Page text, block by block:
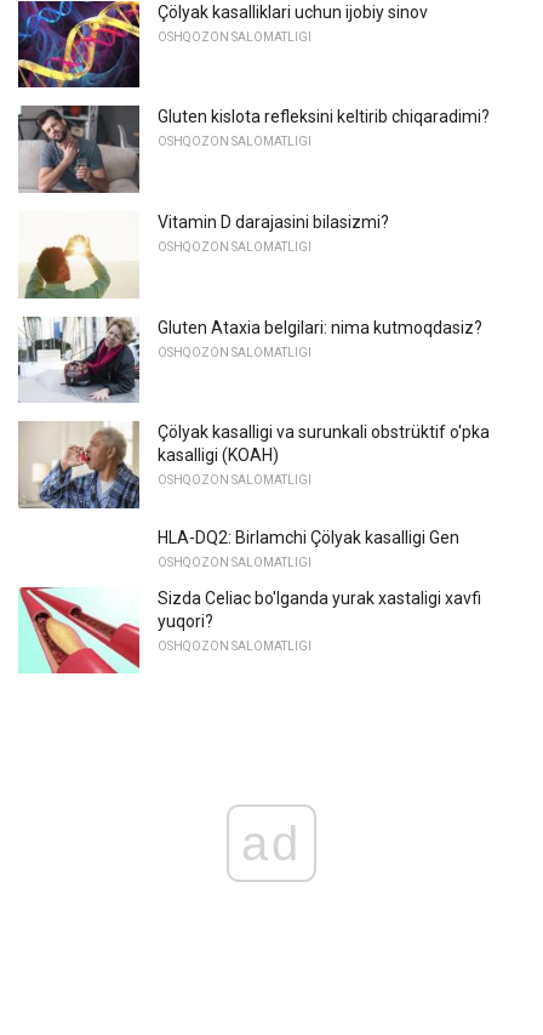
Çölyak kasalliklari uchun ijobiy sinov
OSHQOZON SALOMATLIGI
Gluten kislota refleksini keltirib chiqaradimi?
OSHQOZON SALOMATLIGI
Vitamin D darajasini bilasizmi?
OSHQOZON SALOMATLIGI
Gluten Ataxia belgilari: nima kutmoqdasiz?
OSHQOZON SALOMATLIGI
Çölyak kasalligi va surunkali obstrüktif o'pka
kasalligi (KOAH)
OSHQOZON SALOMATLIGI
HLA-DQ2: Birlamchi Çölyak kasalligi Gen
OSHQOZON SALOMATLIGI
Sizda Celiac bo'lganda yurak xastaligi xavfi
yuqori?
OSHQOZON SALOMATLIGI
ad